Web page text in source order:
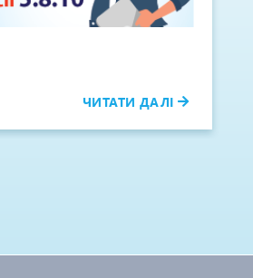
ЧИТАТИ ДАЛІ